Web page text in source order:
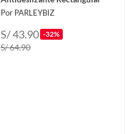
Por PARLEYBIZ
S/ 43.90 -32%
S/ 64.90